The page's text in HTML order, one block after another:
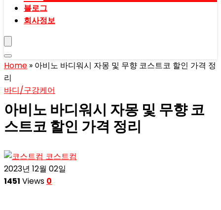
블로그
회사정보
Home » 아비노 바디워시 자몽 및 무향 코스트코 할인 가격 정
리
바디/구강케어
아비노 바디워시 자몽 및 무향 코
스트코 할인 가격 정리
코스트컴
2023년 12월 02일
1451 Views 0